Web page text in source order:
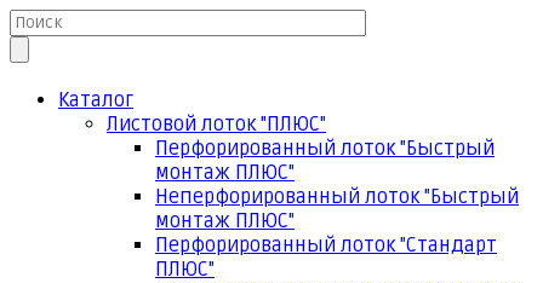
Каталог
Листовой лоток "ПЛЮС"
Перфорированный лоток "Быстрый
монтаж ПЛЮС"
Неперфорированный лоток "Быстрый
монтаж ПЛЮС"
Перфорированный лоток "Стандарт
ПЛЮС"